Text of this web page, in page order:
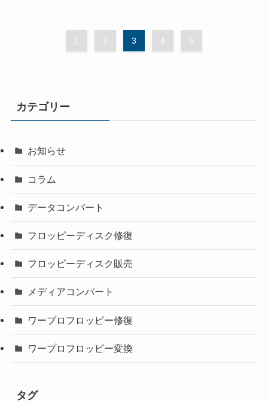
1 2 3 4 5
カテゴリー
お知らせ
コラム
データコンバート
フロッピーディスク修復
フロッピーディスク販売
メディアコンバート
ワープロフロッピー修復
ワープロフロッピー変換
タグ